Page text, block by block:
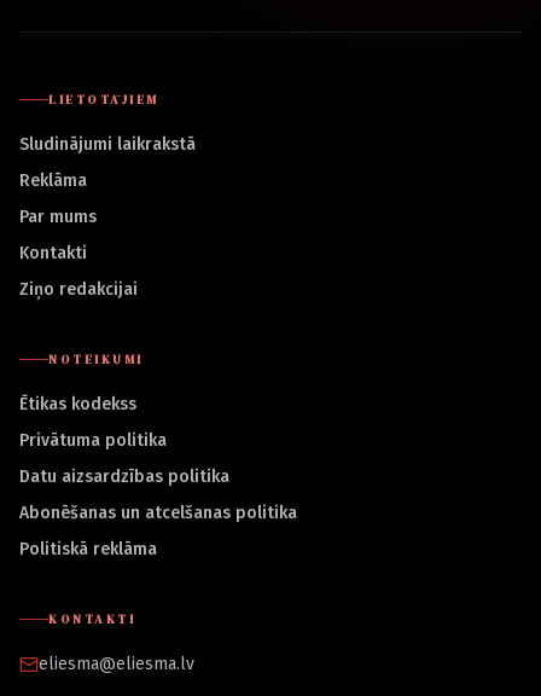
LIETOTĀJIEM
Sludinājumi laikrakstā
Reklāma
Par mums
Kontakti
Ziņo redakcijai
NOTEIKUMI
Ētikas kodekss
Privātuma politika
Datu aizsardzības politika
Abonēšanas un atcelšanas politika
Politiskā reklāma
KONTAKTI
eliesma@eliesma.lv